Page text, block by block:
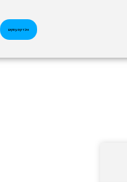
אינדקס עסקים